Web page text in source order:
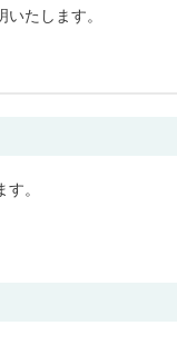
たします。
。